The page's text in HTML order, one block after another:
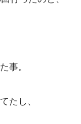
事。
たし、